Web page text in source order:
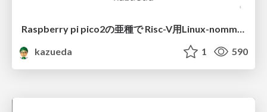
kazueda
1 590